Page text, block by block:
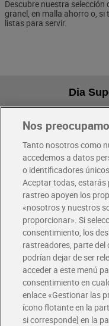
Descubre nuestra
granel, en malla ahorro o,
listas para servir.
Dia
Pide hoy, recibe hoy
Envío gratis por
Envío estandar por 4,99€
Glovo y Uber Eats
Solicita tu factura de
Únete al CLUB Dia
Disfruta las ventajas y
Descárgate la APP Dia
Folletos y Tiendas
Descubre las mejores
Nos
Tanto nosotros como
accedemos a datos
o identificadores
Aceptar todas, estarás
rastreo apoyen los
«nosotros y nuestros
proporcionar». Si
consentimiento, los
rastreadores, parte del
podrían dejar de ser
acceder a este menú
consentimiento en
enlace «Gestionar las
ícono flotante en la
si corresponde] en la